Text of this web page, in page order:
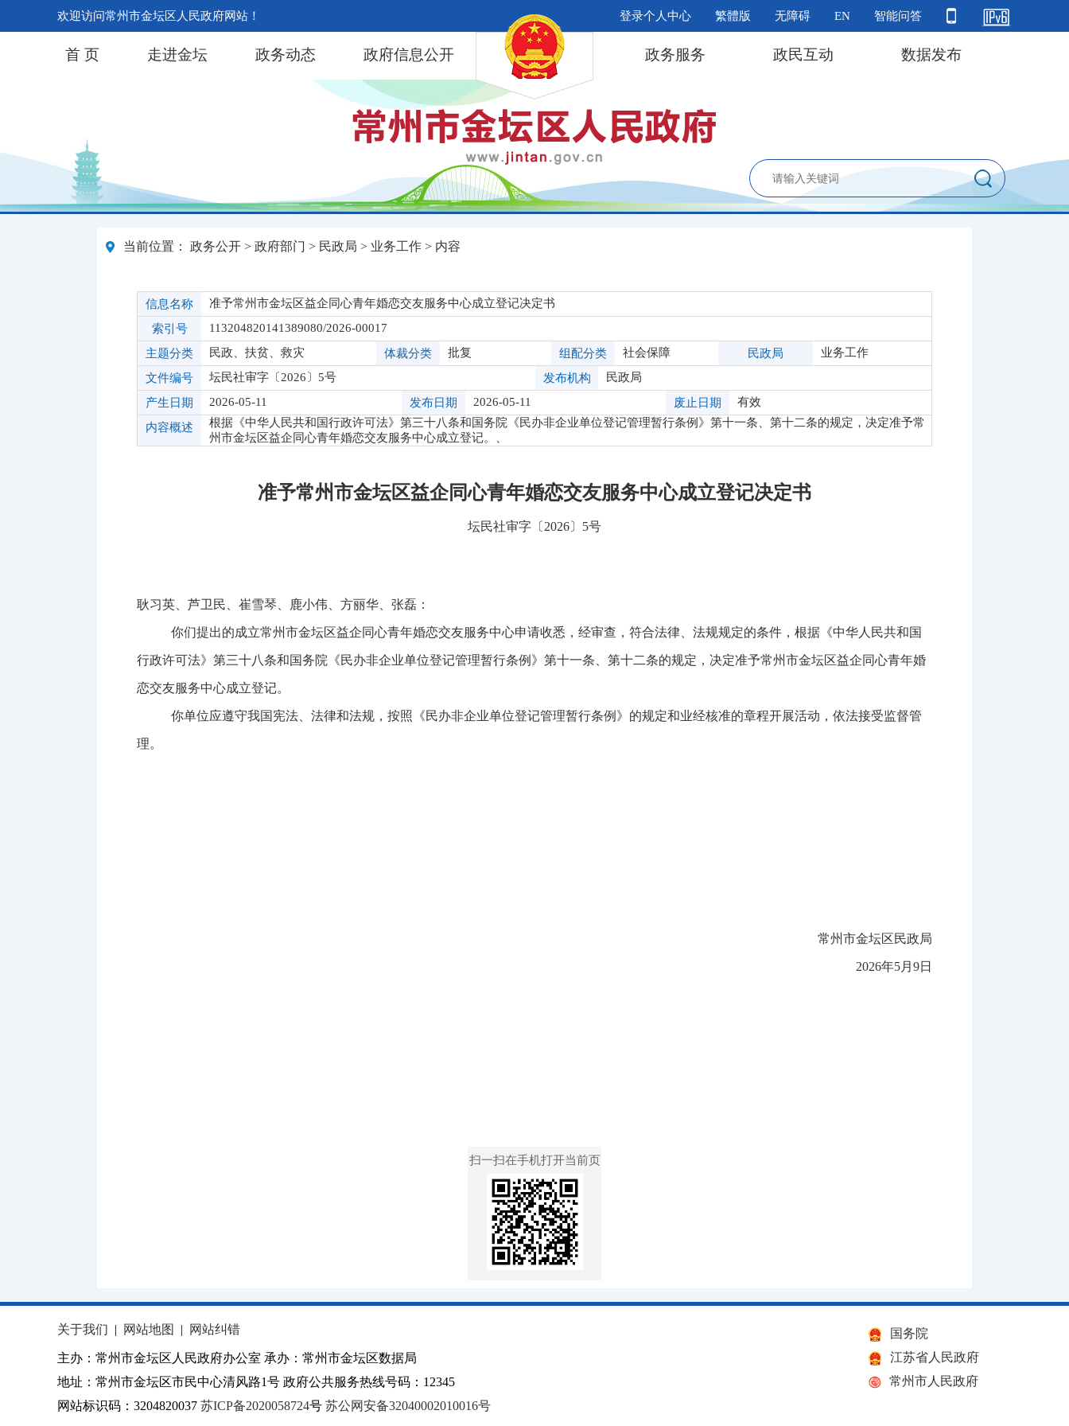
欢迎访问常州市金坛区人民政府网站！ 登录个人中心 繁體版 无障碍 EN 智能问答
首 页 走进金坛 政务动态 政府信息公开 政务服务 政民互动 数据发布
当前位置： 政务公开 > 政府部门 > 民政局 > 业务工作 > 内容
信息名称
准予常州市金坛区益企同心青年婚恋交友服务中心成立登记决定书
索引号
113204820141389080/2026-00017
主题分类
民政、扶贫、救灾 体裁分类 批复 组配分类 社会保障 民政局
业务工作
文件编号
坛民社审字〔2026〕5号 发布机构
民政局
产生日期
2026-05-11 发布日期 2026-05-11 废止日期
有效
内容概述
根据《中华人民共和国行政许可法》第三十八条和国务院《民办非企业单位登记管理暂行条例》第十一条、第十二条的规定，决定准予常
州市金坛区益企同心青年婚恋交友服务中心成立登记。、
准予常州市金坛区益企同心青年婚恋交友服务中心成立登记决定书
坛民社审字〔2026〕5号
耿习英、芦卫民、崔雪琴、鹿小伟、方丽华、张磊：
你们提出的成立常州市金坛区益企同心青年婚恋交友服务中心申请收悉，经审查，符合法律、法规规定的条件，根据《中华人民共和国
行政许可法》第三十八条和国务院《民办非企业单位登记管理暂行条例》第十一条、第十二条的规定，决定准予常州市金坛区益企同心青年婚
恋交友服务中心成立登记。
你单位应遵守我国宪法、法律和法规，按照《民办非企业单位登记管理暂行条例》的规定和业经核准的章程开展活动，依法接受监督管
理。
常州市金坛区民政局
2026年5月 9日
扫一扫在手机打开当前页
关于我们 | 网站地图 | 网站纠错
主办：常州市金坛区人民政府办公室 承办：常州市金坛区数据局
地址：常州市金坛区市民中心清风路1号 政府公共服务热线号码：12345
网站标识码：3204820037 苏ICP备2020058724号 苏公网安备32040002010016号
国务院
江苏省人民政府
常州市人民政府